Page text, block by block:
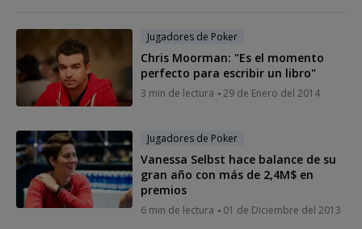
Jugadores de Poker
Chris Moorman: "Es el momento
perfecto para escribir un libro"
3 min de lectura 29 de Enero del 2014
Jugadores de Poker
Vanessa Selbst hace balance de su
gran año con más de 2,4M$ en
premios
6 min de lectura 01 de Diciembre del 2013